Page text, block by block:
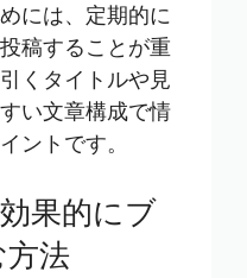
には、定期的に
稿することが重
くタイトルや見
い文章構成で情
ントです。
果的にブ
法